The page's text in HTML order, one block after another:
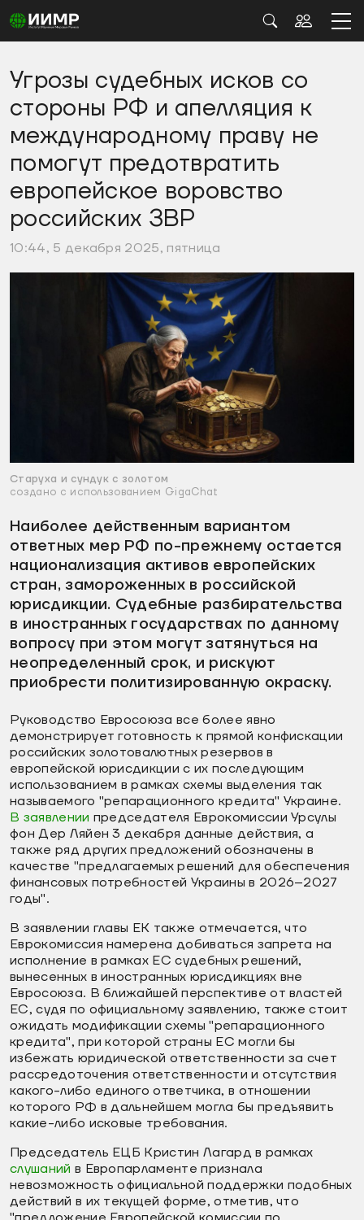
Угрозы судебных исков со
стороны РФ и апелляция к
международному праву не
помогут предотвратить
европейское воровство
российских ЗВР
10:44, 5 декабря 2025, пятница
Старуха и сундук с золотом
создано с использованием GigaChat
Наиболее действенным вариантом
ответных мер РФ по-прежнему остается
национализация активов европейских
стран, замороженных в российской
юрисдикции. Судебные разбирательства
в иностранных государствах по данному
вопросу при этом могут затянуться на
неопределенный срок, и рискуют
приобрести политизированную окраску.
Руководство Евросоюза все более явно
демонстрирует готовность к прямой конфискации
российских золотовалютных резервов в
европейской юрисдикции с их последующим
использованием в рамках схемы выделения так
называемого "репарационного кредита" Украине.
В заявлении председателя Еврокомиссии Урсулы
фон Дер Ляйен 3 декабря данные действия, а
также ряд других предложений обозначены в
качестве "предлагаемых решений для обеспечения
финансовых потребностей Украины в 2026–2027
годы".
В заявлении главы ЕК также отмечается, что
Еврокомиссия намерена добиваться запрета на
исполнение в рамках ЕС судебных решений,
вынесенных в иностранных юрисдикциях вне
Евросоюза. В ближайшей перспективе от властей
ЕС, судя по официальному заявлению, также стоит
ожидать модификации схемы "репарационного
кредита", при которой страны ЕС могли бы
избежать юридической ответственности за счет
рассредоточения ответственности и отсутствия
какого-либо единого ответчика, в отношении
которого РФ в дальнейшем могла бы предъявить
какие-либо исковые требования.
Председатель ЕЦБ Кристин Лагард в рамках
слушаний в Европарламенте признала
невозможность официальной поддержки подобных
действий в их текущей форме, отметив, что